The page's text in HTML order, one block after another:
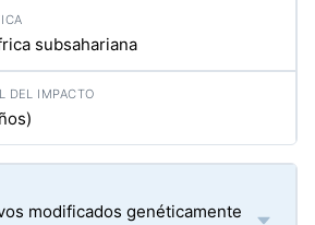
subsahariana
modificados genéticamente